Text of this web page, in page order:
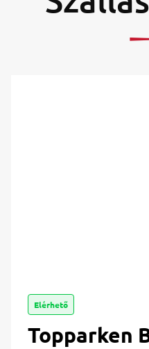
Elérhető
Topparken